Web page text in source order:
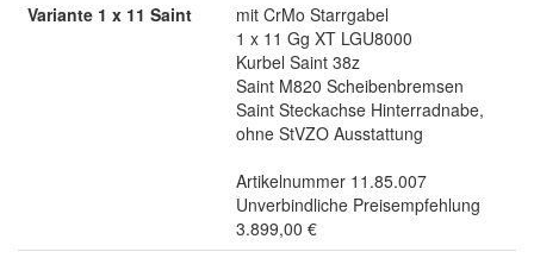
Variante 1 x 11 Saint
mit CrMo Starrgabel
1 x 11 Gg XT LGU8000
Kurbel Saint 38z
Saint M820 Scheibenbremsen
Saint Steckachse Hinterradnabe,
ohne StVZO Ausstattung
Artikelnummer 11.85.007
Unverbindliche Preisempfehlung
3.899,00 €